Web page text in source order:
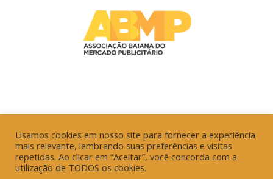
Usamos cookies em nosso site para fornecer a experiência
mais relevante, lembrando suas preferências e visitas
repetidas. Ao clicar em “Aceitar”, você concorda com a
utilização de TODOS os cookies.